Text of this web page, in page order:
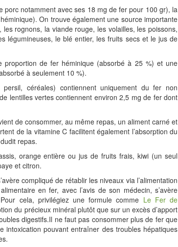
porc notamment avec ses 18 mg de fer pour 100 gr), la
On trouve également une source importante
rognons, la viande rouge, les volailles, les poissons,
légumineuses, le blé entier, les fruits secs et le jus de
proportion de fer héminique (absorbé à 25 %) et une
à seulement 10 %).
persil, céréales) contiennent uniquement du fer non
lentilles vertes contiennent environ 2,5 mg de fer dont
de consommer, au même repas, un aliment carné et
de la vitamine C facilitent également l’absorption du
repas.
orange entière ou jus de fruits frais, kiwi (un seul
et citron.
compliqué de rétablir les niveaux via l’alimentation
en fer, avec l’avis de son médecin, s’avère
cela, privilégiez une formule comme Le Fer de
du précieux minéral plutôt que sur un excès d’apport
digestifs.Il ne faut pas consommer plus de fer que
intoxication pouvant entraîner des troubles hépatiques